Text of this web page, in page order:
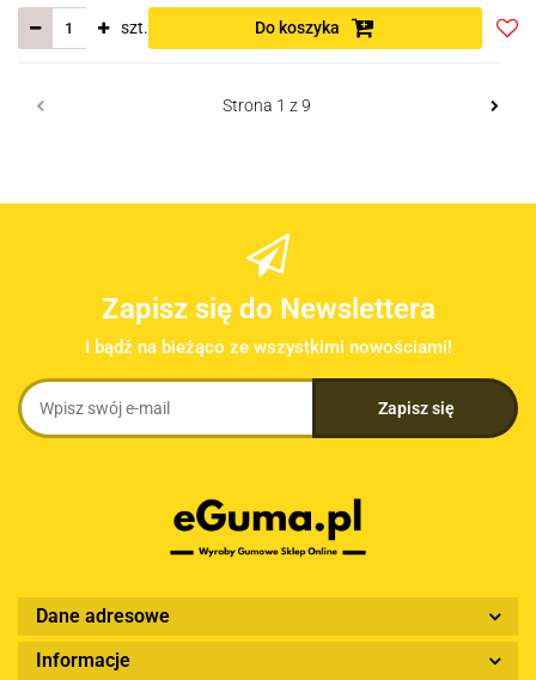
szt. Do koszyka
Zapisz się do Newslettera
I bądź na bieżąco ze wszystkimi nowościami!
Dane adresowe
Informacje